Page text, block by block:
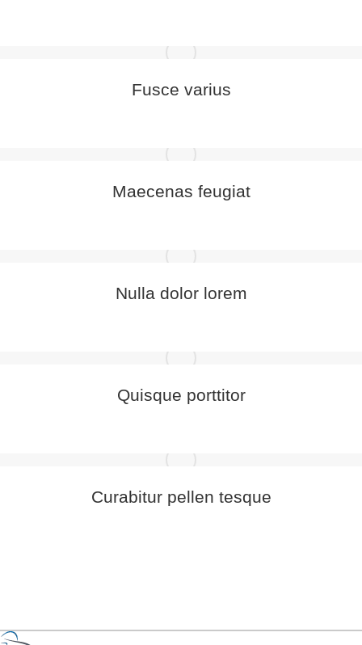
Fusce varius
Maecenas feugiat
Nulla dolor lorem
Quisque porttitor
Curabitur pellen tesque